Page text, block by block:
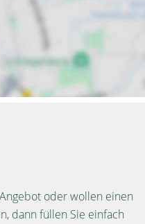
oder wollen einen
dann füllen Sie einfach